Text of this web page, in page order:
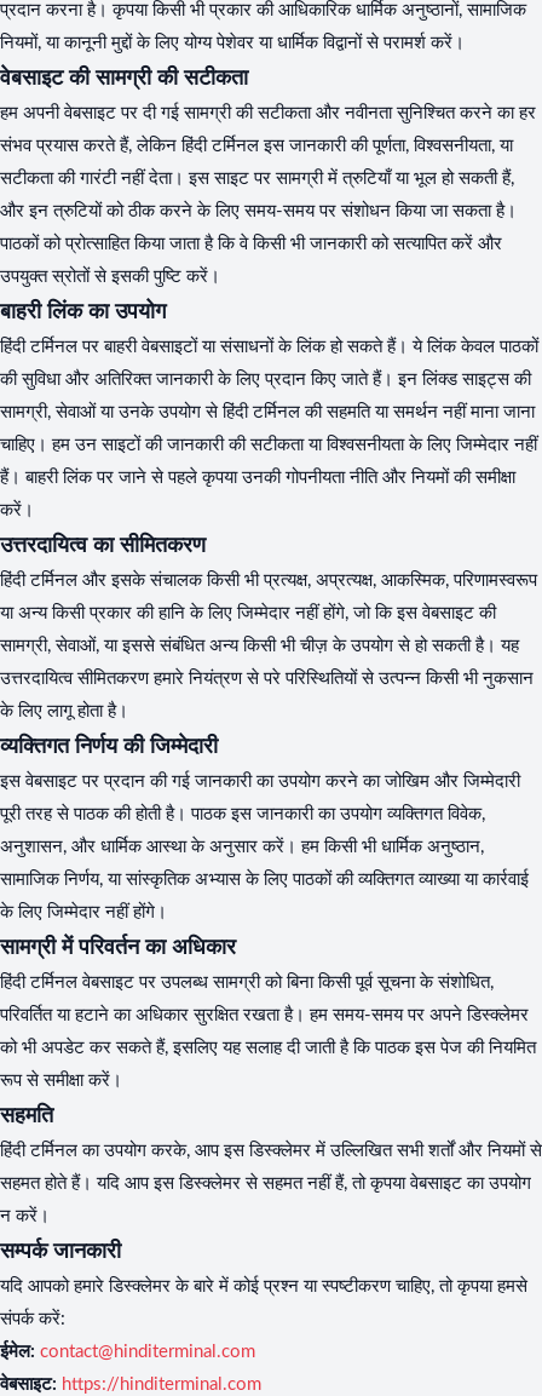
प्रदान करना है। कृपया किसी भी प्रकार की आधिकारिक धार्मिक अनुष्ठानों, सामाजिक
नियमों, या कानूनी मुद्दों के लिए योग्य पेशेवर या धार्मिक विद्वानों से परामर्श करें।
वेबसाइट की सामग्री की सटीकता
हम अपनी वेबसाइट पर दी गई सामग्री की सटीकता और नवीनता सुनिश्चित करने का हर
संभव प्रयास करते हैं, लेकिन हिंदी टर्मिनल इस जानकारी की पूर्णता, विश्वसनीयता, या
सटीकता की गारंटी नहीं देता। इस साइट पर सामग्री में त्रुटियाँ या भूल हो सकती हैं,
और इन त्रुटियों को ठीक करने के लिए समय-समय पर संशोधन किया जा सकता है।
पाठकों को प्रोत्साहित किया जाता है कि वे किसी भी जानकारी को सत्यापित करें और
उपयुक्त स्रोतों से इसकी पुष्टि करें।
बाहरी लिंक का उपयोग
हिंदी टर्मिनल पर बाहरी वेबसाइटों या संसाधनों के लिंक हो सकते हैं। ये लिंक केवल पाठकों
की सुविधा और अतिरिक्त जानकारी के लिए प्रदान किए जाते हैं। इन लिंक्ड साइट्स की
सामग्री, सेवाओं या उनके उपयोग से हिंदी टर्मिनल की सहमति या समर्थन नहीं माना जाना
चाहिए। हम उन साइटों की जानकारी की सटीकता या विश्वसनीयता के लिए जिम्मेदार नहीं
हैं। बाहरी लिंक पर जाने से पहले कृपया उनकी गोपनीयता नीति और नियमों की समीक्षा
करें।
उत्तरदायित्व का सीमितकरण
हिंदी टर्मिनल और इसके संचालक किसी भी प्रत्यक्ष, अप्रत्यक्ष, आकस्मिक, परिणामस्वरूप
या अन्य किसी प्रकार की हानि के लिए जिम्मेदार नहीं होंगे, जो कि इस वेबसाइट की
सामग्री, सेवाओं, या इससे संबंधित अन्य किसी भी चीज़ के उपयोग से हो सकती है। यह
उत्तरदायित्व सीमितकरण हमारे नियंत्रण से परे परिस्थितियों से उत्पन्न किसी भी नुकसान
के लिए लागू होता है।
व्यक्तिगत निर्णय की जिम्मेदारी
इस वेबसाइट पर प्रदान की गई जानकारी का उपयोग करने का जोखिम और जिम्मेदारी
पूरी तरह से पाठक की होती है। पाठक इस जानकारी का उपयोग व्यक्तिगत विवेक,
अनुशासन, और धार्मिक आस्था के अनुसार करें। हम किसी भी धार्मिक अनुष्ठान,
सामाजिक निर्णय, या सांस्कृतिक अभ्यास के लिए पाठकों की व्यक्तिगत व्याख्या या कार्रवाई
के लिए जिम्मेदार नहीं होंगे।
सामग्री में परिवर्तन का अधिकार
हिंदी टर्मिनल वेबसाइट पर उपलब्ध सामग्री को बिना किसी पूर्व सूचना के संशोधित,
परिवर्तित या हटाने का अधिकार सुरक्षित रखता है। हम समय-समय पर अपने डिस्क्लेमर
को भी अपडेट कर सकते हैं, इसलिए यह सलाह दी जाती है कि पाठक इस पेज की नियमित
रूप से समीक्षा करें।
सहमति
हिंदी टर्मिनल का उपयोग करके, आप इस डिस्क्लेमर में उल्लिखित सभी शर्तों और नियमों से
सहमत होते हैं। यदि आप इस डिस्क्लेमर से सहमत नहीं हैं, तो कृपया वेबसाइट का उपयोग
न करें।
सम्पर्क जानकारी
यदि आपको हमारे डिस्क्लेमर के बारे में कोई प्रश्न या स्पष्टीकरण चाहिए, तो कृपया हमसे
संपर्क करें:
ईमेल: contact@hinditerminal.com
वेबसाइट: https://hinditerminal.com